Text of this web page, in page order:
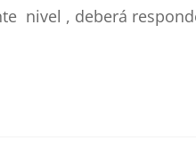
nivel , deberá